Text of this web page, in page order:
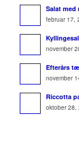
Salat
februar 17,
november
Efterårs
november
Riccotta
oktober 28,